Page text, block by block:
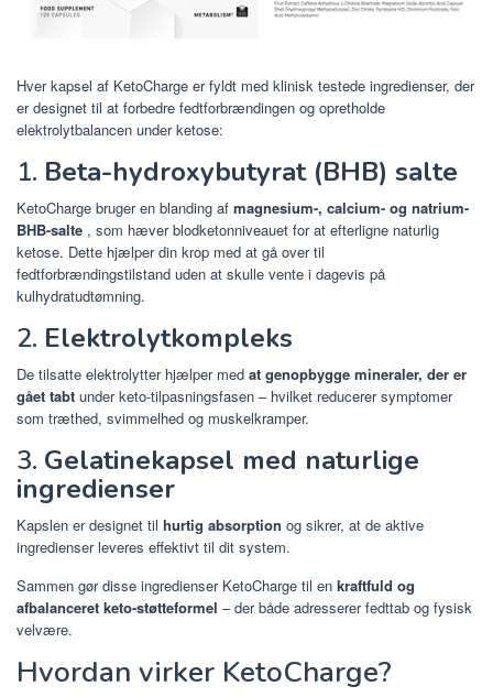
Hver kapsel af KetoCharge er fyldt med klinisk testede ingredienser, der
er designet til at forbedre fedtforbrændingen og opretholde
elektrolytbalancen under ketose:
1. Beta-hydroxybutyrat (BHB) salte
KetoCharge bruger en blanding af magnesium-, calcium- og natrium-
BHB-salte , som hæver blodketonniveauet for at efterligne naturlig
ketose. Dette hjælper din krop med at gå over til
fedtforbrændingstilstand uden at skulle vente i dagevis på
kulhydratudtømning.
2. Elektrolytkompleks
De tilsatte elektrolytter hjælper med at genopbygge mineraler, der er
gået tabt under keto-tilpasningsfasen – hvilket reducerer symptomer
som træthed, svimmelhed og muskelkramper.
3. Gelatinekapsel med naturlige
ingredienser
Kapslen er designet til hurtig absorption og sikrer, at de aktive
ingredienser leveres effektivt til dit system.
Sammen gør disse ingredienser KetoCharge til en kraftfuld og
afbalanceret keto-støtteformel – der både adresserer fedttab og fysisk
velvære.
Hvordan virker KetoCharge?